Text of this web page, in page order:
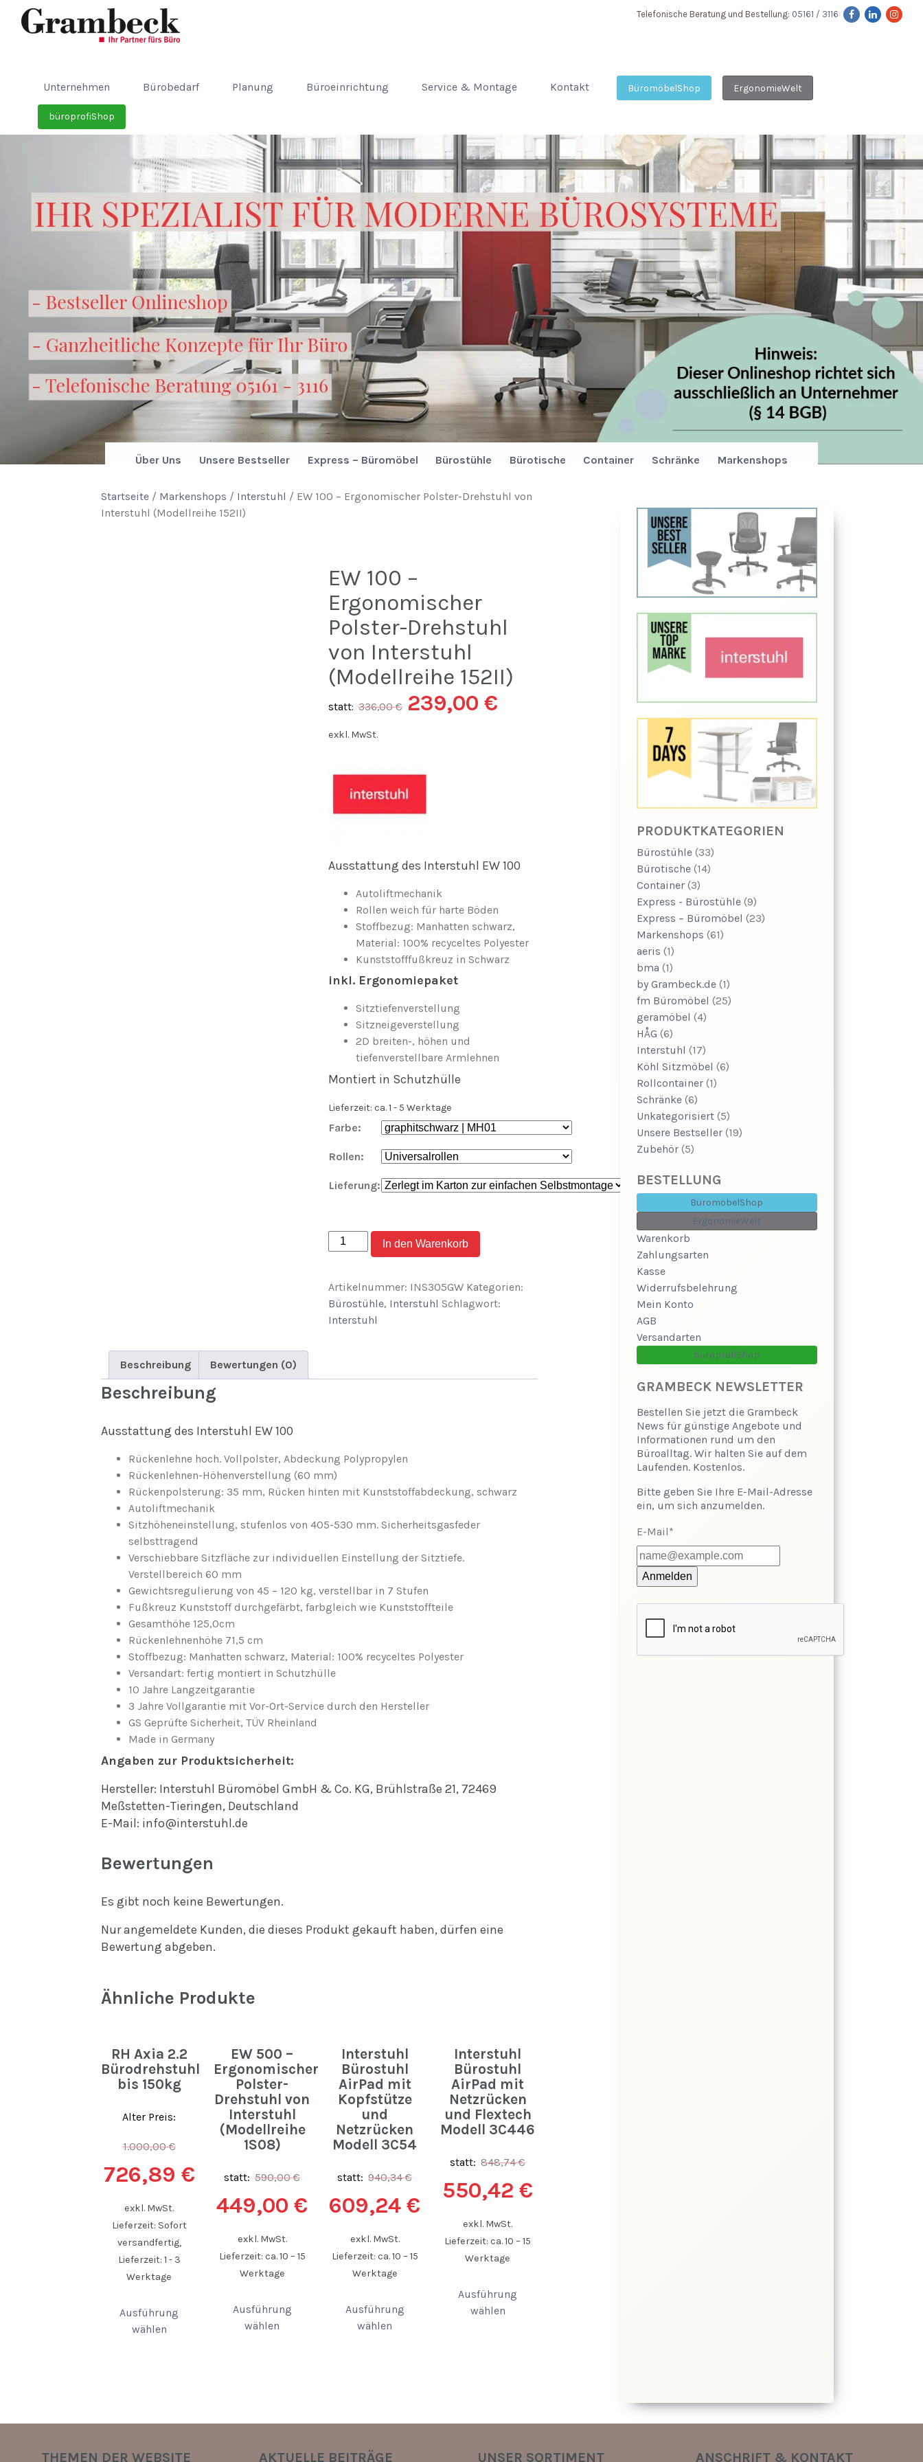
Telefonische Beratung und Bestellung: 05161 / 3116
Unternehmen Bürobedarf Planung Büroeinrichtung Service & Montage Kontakt BüromöbelShop ErgonomieWelt
büroprofiShop
Über Uns Unsere Bestseller Express – Büromöbel Bürostühle Bürotische Container Schränke Markenshops
Startseite / Markenshops / Interstuhl / EW 100 – Ergonomischer Polster-Drehstuhl von
Interstuhl (Modellreihe 152II)
EW 100 –
Ergonomischer
Polster-Drehstuhl
von Interstuhl
(Modellreihe 152II)
statt: 336,00€ 239,00 €
exkl. MwSt.
Ausstattung des Interstuhl EW 100
Autoliftmechanik
Rollen weich für harte Böden
Stoffbezug: Manhatten schwarz,
Material: 100% recyceltes Polyester
Kunststofffußkreuz in Schwarz
inkl. Ergonomiepaket
Sitztiefenverstellung
Sitzneigeverstellung
2D breiten-, höhen und
tiefenverstellbare Armlehnen
Montiert in Schutzhülle
Lieferzeit: ca. 1 - 5 Werktage
Farbe:
Rollen:
Lieferung:
EW
100
Ergonomischer
Polster-
Drehstuhl
In den Warenkorb
Artikelnummer: INS305GW Kategorien:
Bürostühle, Interstuhl Schlagwort:
Interstuhl
Beschreibung Bewertungen (0)
Beschreibung
Ausstattung des Interstuhl EW 100
Rückenlehne hoch. Vollpolster, Abdeckung Polypropylen
Rückenlehnen-Höhenverstellung (60 mm)
Rückenpolsterung: 35 mm, Rücken hinten mit Kunststoffabdeckung, schwarz
Autoliftmechanik
Sitzhöheneinstellung, stufenlos von 405-530 mm. Sicherheitsgasfeder
selbsttragend
Verschiebbare Sitzfläche zur individuellen Einstellung der Sitztiefe.
Verstellbereich 60 mm
Gewichtsregulierung von 45 – 120 kg, verstellbar in 7 Stufen
Fußkreuz Kunststoff durchgefärbt, farbgleich wie Kunststoffteile
Gesamthöhe 125,0cm
Rückenlehnenhöhe 71,5 cm
Stoffbezug: Manhatten schwarz, Material: 100% recyceltes Polyester
Versandart: fertig montiert in Schutzhülle
10 Jahre Langzeitgarantie
3 Jahre Vollgarantie mit Vor-Ort-Service durch den Hersteller
GS Geprüfte Sicherheit, TÜV Rheinland
Made in Germany
Angaben zur Produktsicherheit:
Hersteller: Interstuhl Büromöbel GmbH & Co. KG, Brühlstraße 21, 72469
Meßstetten-Tieringen, Deutschland
E-Mail: info@interstuhl.de
Bewertungen
Es gibt noch keine Bewertungen.
Nur angemeldete Kunden, die dieses Produkt gekauft haben, dürfen eine
Bewertung abgeben.
Ähnliche Produkte
RH Axia 2.2
Bürodrehstuhl
bis 150kg
Alter Preis:
1.000,00€
726,89 €
exkl. MwSt.
Lieferzeit: Sofort
versandfertig,
Lieferzeit: 1 - 3
Werktage
Ausführung
wählen
EW 500 –
Ergonomischer
Polster-
Drehstuhl von
Interstuhl
(Modellreihe
1S08)
statt: 590,00€
449,00 €
exkl. MwSt.
Lieferzeit: ca. 10 – 15
Werktage
Ausführung
wählen
Interstuhl
Bürostuhl
AirPad mit
Kopfstütze
und
Netzrücken
Modell 3C54
statt: 940,34€
609,24€
exkl. MwSt.
Lieferzeit: ca. 10 – 15
Werktage
Ausführung
wählen
Interstuhl
Bürostuhl
AirPad mit
Netzrücken
und Flextech
Modell 3C446
statt: 848,74€
550,42€
exkl. MwSt.
Lieferzeit: ca. 10 – 15
Werktage
Ausführung
wählen
PRODUKTKATEGORIEN
Bürostühle (33)
Bürotische (14)
Container (3)
Express - Bürostühle (9)
Express – Büromöbel (23)
Markenshops (61)
aeris (1)
bma (1)
by Grambeck.de (1)
fm Büromöbel (25)
geramöbel (4)
HÅG (6)
Interstuhl (17)
Köhl Sitzmöbel (6)
Rollcontainer (1)
Schränke (6)
Unkategorisiert (5)
Unsere Bestseller (19)
Zubehör (5)
BESTELLUNG
BüromöbelShop
ErgonomieWelt
Warenkorb
Zahlungsarten
Kasse
Widerrufsbelehrung
Mein Konto
AGB
Versandarten
büroprofiShop
GRAMBECK NEWSLETTER
Bestellen Sie jetzt die Grambeck
News für günstige Angebote und
Informationen rund um den
Büroalltag. Wir halten Sie auf dem
Laufenden. Kostenlos.
Bitte geben Sie Ihre E-Mail-Adresse
ein, um sich anzumelden.
E-Mail*
Anmelden
THEMEN DER WEBSITE AKTUELLE BEITRÄGE UNSER SORTIMENT ANSCHRIFT & KONTAKT